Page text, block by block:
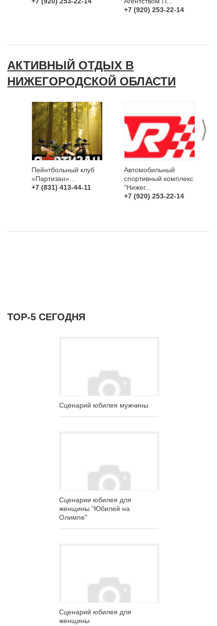
+7 (920) 253-22-14
АКТИВНЫЙ ОТДЫХ В
НИЖЕГОРОДСКОЙ ОБЛАСТИ
>
Пейнтбольный клуб
«Партизан»...
+7 (831) 413-44-11
Автомобильный
спортивный комплекс
"Нижег...
+7 (920) 253-22-14
ТОР-5 СЕГОДНЯ
Сценарий юбилея мужчины
Сценарии юбилея для
женщины "Юбилей на
Олимпе"
Сценарий юбилея для
женщины